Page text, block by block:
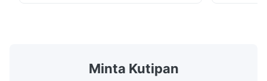
Minta Kutipan